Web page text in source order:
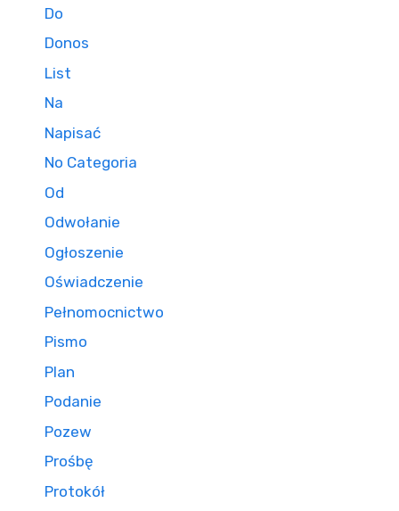
Do
Donos
List
Na
Napisać
No Categoria
Od
Odwołanie
Ogłoszenie
Oświadczenie
Pełnomocnictwo
Pismo
Plan
Podanie
Pozew
Prośbę
Protokół